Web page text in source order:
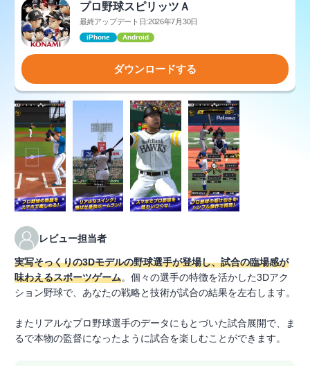
プロ野球スピリッツＡ
最終アップデート日:2026年7月30日
iPhone Android
ダウンロードする
レビュー担当者
実写そっくりの3Dモデルの野球選手が登場し、試合の臨場感が
味わえるスポーツゲーム。個々の選手の特徴を活かした3Dアク
ション野球で、あなたの戦略と技術が試合の結果を左右します。
またリアルなプロ野球選手のデータにもとづいた試合展開で、ま
るで本物の監督になったように試合を楽しむことができます。